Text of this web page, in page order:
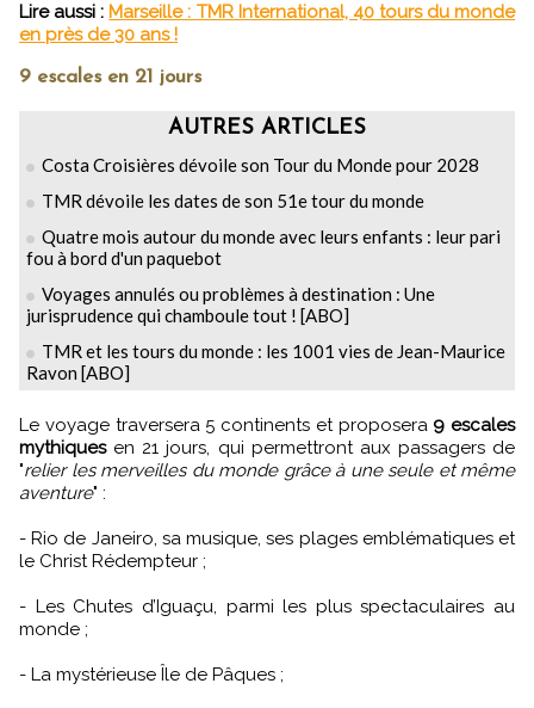
Lire aussi : Marseille : TMR International, 40 tours du monde
en près de 30 ans !
9 escales en 21 jours
AUTRES ARTICLES
Costa Croisières dévoile son Tour du Monde pour 2028
TMR dévoile les dates de son 51e tour du monde
Quatre mois autour du monde avec leurs enfants : leur pari
fou à bord d'un paquebot
Voyages annulés ou problèmes à destination : Une
jurisprudence qui chamboule tout ! [ABO]
TMR et les tours du monde : les 1001 vies de Jean-Maurice
Ravon [ABO]
Le voyage traversera 5 continents et proposera 9 escales
mythiquesen 21 jours, qui permettront aux passagers de
"relier les merveilles du monde grâce à une seule et même
aventure" :
- Rio de Janeiro, sa musique, ses plages emblématiques et
le Christ Rédempteur ;
- Les Chutes d’Iguaçu, parmi les plus spectaculaires au
monde ;
- La mystérieuse Île de Pâques ;